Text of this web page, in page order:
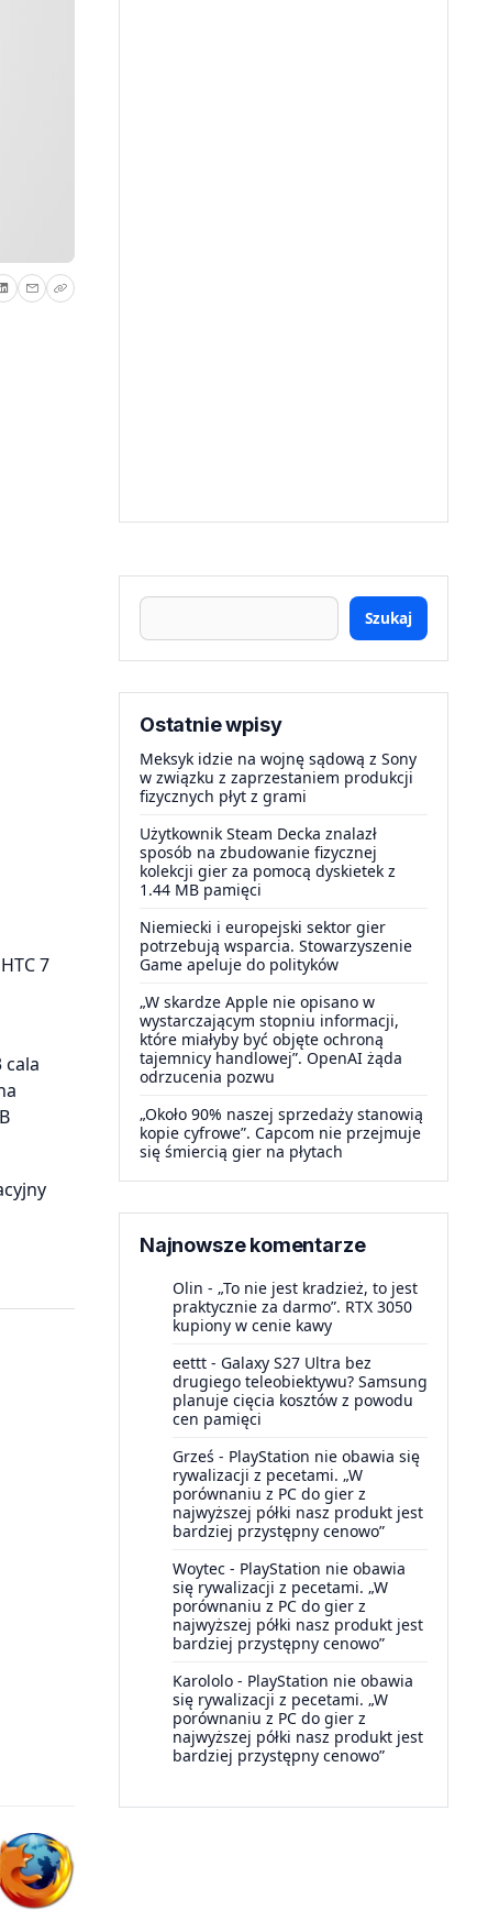
7
cala
Szukaj
Ostatnie wpisy
Meksyk idzie na wojnę sądową z Sony
w związku z zaprzestaniem produkcji
fizycznych płyt z grami
Użytkownik Steam Decka znalazł
sposób na zbudowanie fizycznej
kolekcji gier za pomocą dyskietek z
1.44 MB pamięci
Niemiecki i europejski sektor gier
potrzebują wsparcia. Stowarzyszenie
Game apeluje do polityków
„W skardze Apple nie opisano w
wystarczającym stopniu informacji,
które miałyby być objęte ochroną
tajemnicy handlowej”. OpenAI żąda
odrzucenia pozwu
„Około 90% naszej sprzedaży stanowią
kopie cyfrowe”. Capcom nie przejmuje
się śmiercią gier na płytach
Najnowsze komentarze
Olin - „To nie jest kradzież, to jest
praktycznie za darmo”. RTX 3050
kupiony w cenie kawy
eettt - Galaxy S27 Ultra bez
drugiego teleobiektywu? Samsung
planuje cięcia kosztów z powodu
cen pamięci
Grześ - PlayStation nie obawia się
rywalizacji z pecetami. „W
porównaniu z PC do gier z
najwyższej półki nasz produkt jest
bardziej przystępny cenowo”
Woytec - PlayStation nie obawia
się rywalizacji z pecetami. „W
porównaniu z PC do gier z
najwyższej półki nasz produkt jest
bardziej przystępny cenowo”
Karololo - PlayStation nie obawia
się rywalizacji z pecetami. „W
porównaniu z PC do gier z
najwyższej półki nasz produkt jest
bardziej przystępny cenowo”